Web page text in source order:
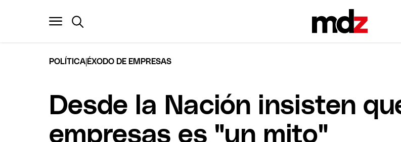
POLÍTICA ÉXODO DE EMPRESAS
Desde la Nación insisten
empresas es "un mito"